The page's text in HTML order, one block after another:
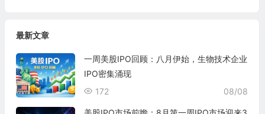
最新文章
一周美股IPO回顾：八月伊始，生物技术企业
IPO密集涌现
08/08
172